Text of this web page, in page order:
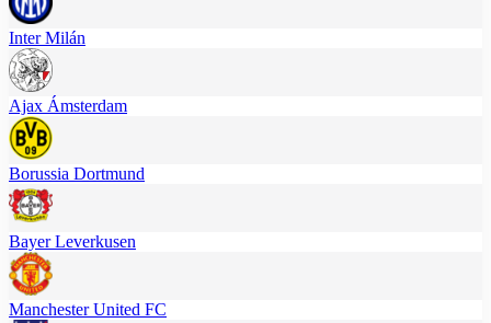
Inter Milán
Ajax Ámsterdam
Borussia Dortmund
Bayer Leverkusen
Manchester United FC